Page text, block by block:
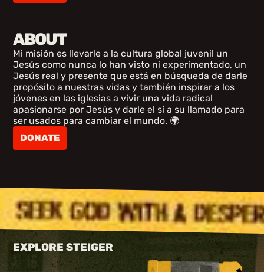
ABOUT
Mi misión es llevarle a la cultura global juvenil un
Jesús como nunca lo han visto ni experimentado, un
Jesús real y presente que está en búsqueda de darle
propósito a nuestras vidas y también inspirar a los
jóvenes en las iglesias a vivir una vida radical
apasionarse por Jesús y darle el sí a su llamado para
ser usados para cambiar el mundo. 🌍
DONATE
EXPLORE STEIGER